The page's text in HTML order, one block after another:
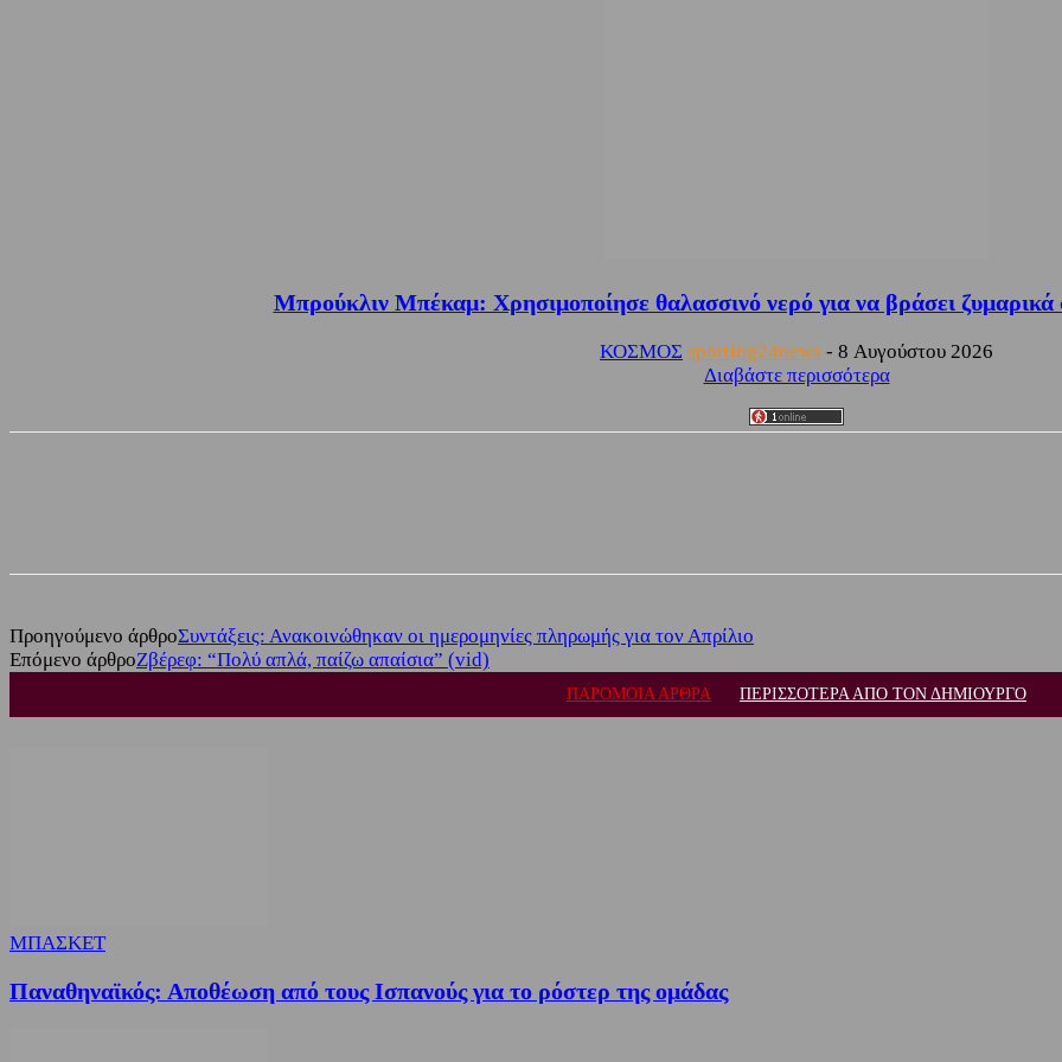
Μπρούκλιν Μπέκαμ: Χρησιμοποίησε θαλασσινό νερό για να βράσει ζυμαρικά
ΚΟΣΜΟΣ sporting24news - 8 Αυγούστου 2026
Διαβάστε περισσότερα
Προηγούμενο άρθροΣυντάξεις: Ανακοινώθηκαν οι ημερομηνίες πληρωμής για τον Απρίλιο
Επόμενο άρθροΖβέρεφ: “Πολύ απλά, παίζω απαίσια” (vid)
ΠΑΡΟΜΟΙΑ ΑΡΘΡΑ ΠΕΡΙΣΣΟΤΕΡΑ ΑΠΟ ΤΟΝ ΔΗΜΙΟΥΡΓΟ
ΜΠΑΣΚΕΤ
Παναθηναϊκός: Αποθέωση από τους Ισπανούς για το ρόστερ της ομάδας